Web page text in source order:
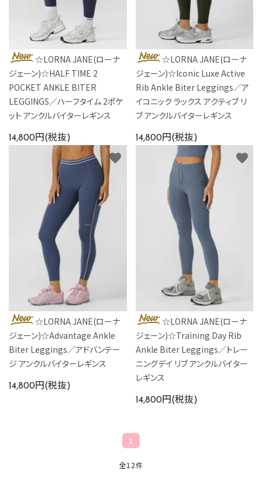
☆LORNA JANE(ローナ
ジェーン)☆HALF TIME 2
POCKET ANKLE BITER
LEGGINGS／ハーフタイム 2ポケ
ット アンクルバイターレギンス
14,800円(税抜)
☆LORNA JANE(ローナ
ジェーン)☆Iconic Luxe Active
Rib Ankle Biter Leggings／ア
イコニック ラックス アクティブ リ
ブ アンクルバイターレギンス
14,800円(税抜)
☆LORNA JANE(ローナ
ジェーン)☆Advantage Ankle
Biter Leggings／アドバンテー
ジ アンクルバイターレギンス
14,800円(税抜)
favorite
☆LORNA JANE(ローナ
ジェーン)☆Training Day Rib
Ankle Biter Leggings／トレー
ニングデイ リブ アンクルバイター
レギンス
14,800円(税抜)
favorite
1
全12件